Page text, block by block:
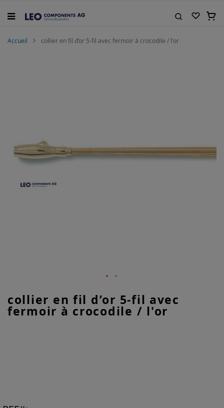
au
Mon
Accueil collier en fil d’or 5-fil avec fermoir à crocodile / l'or
collier en fil d’or 5-fil avec
fermoir à crocodile / l'or
to
the
beginning